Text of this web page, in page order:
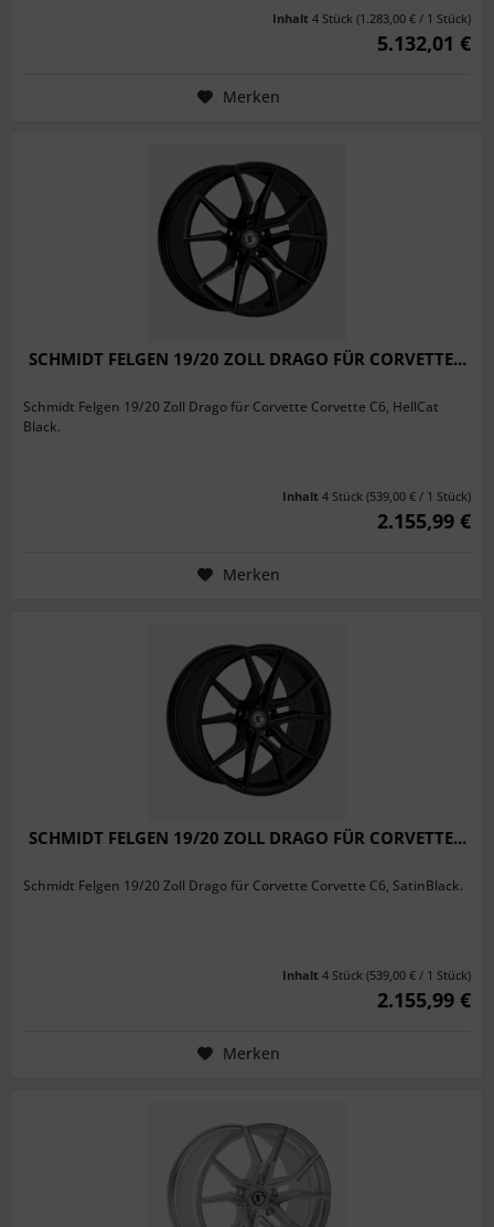
Inhalt 4 Stück (1.283,00 € / 1 Stück)
5.132,01 €
Merken
SCHMIDT FELGEN 19/20 ZOLL DRAGO FÜR CORVETTE...
Schmidt Felgen 19/20 Zoll Drago für Corvette Corvette C6, HellCat
Black.
Inhalt 4 Stück (539,00 € / 1 Stück)
2.155,99 €
Merken
SCHMIDT FELGEN 19/20 ZOLL DRAGO FÜR CORVETTE...
Schmidt Felgen 19/20 Zoll Drago für Corvette Corvette C6, SatinBlack.
Inhalt 4 Stück (539,00 € / 1 Stück)
2.155,99 €
Merken